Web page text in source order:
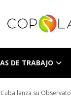
DE TRABAJO
Cuba lanza su